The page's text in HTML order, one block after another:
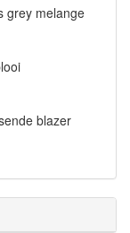
grey melange
blazer